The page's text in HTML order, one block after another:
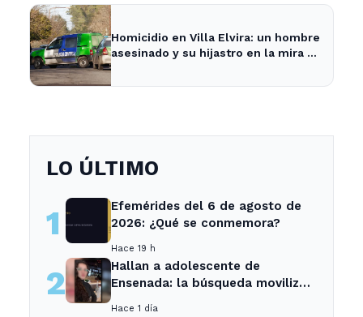
Homicidio en Villa Elvira: un hombre
asesinado y su hijastro en la mira de
LO ÚLTIMO
1
Efemérides del 6 de agosto de
2026: ¿Qué se conmemora?
Hace 19 h
2
Hallan a adolescente de
Ensenada: la búsqueda movilizó
Hace 1 día